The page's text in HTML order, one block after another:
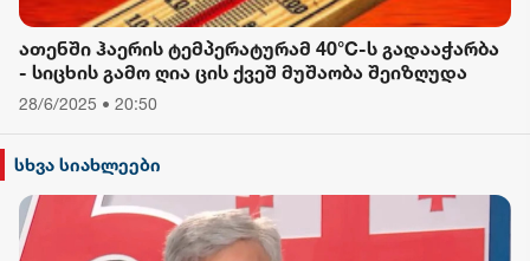
ათენში ჰაერის ტემპერატურამ 40°C-ს გადააჭარბა
- სიცხის გამო ღია ცის ქვეშ მუშაობა შეიზღუდა
28/6/2025 • 20:50
სხვა სიახლეები